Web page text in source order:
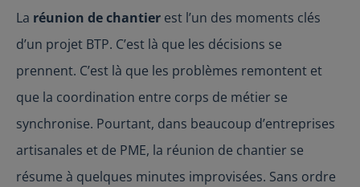
La réunion de chantier est l’un des moments clés
d’un projet BTP. C’est là que les décisions se
prennent. C’est là que les problèmes remontent et
que la coordination entre corps de métier se
synchronise. Pourtant, dans beaucoup d’entreprises
artisanales et de PME, la réunion de chantier se
résume à quelques minutes improvisées. Sans ordre